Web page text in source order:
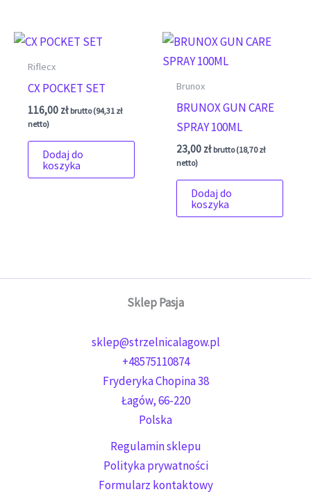
Riflecx
CX POCKET SET
116,00 zł brutto (94,31 zł
netto)
Dodaj do
koszyka
Brunox
BRUNOX GUN CARE
SPRAY 100ML
23,00 zł brutto (18,70zł
netto)
Dodaj do
koszyka
Sklep Pasja
sklep@strzelnicalagow.pl
+48575110874
Fryderyka Chopina 38
Łagów,66-220
Polska
Regulamin sklepu
Polityka prywatności
Formularz kontaktowy